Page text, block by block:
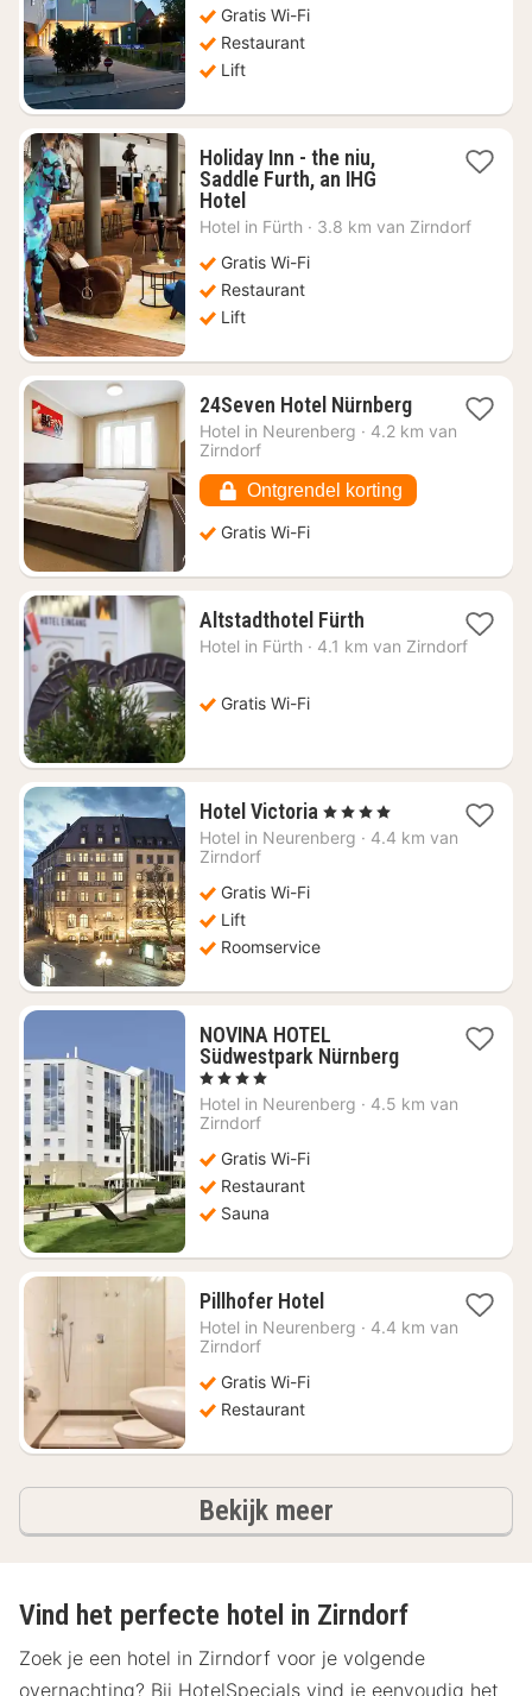
Gratis Wi-Fi
Restaurant
Lift
Holiday Inn - the niu,
Saddle Furth, an IHG
Hotel1
nacht
€
55,52
Hotel in Fürth · 3.8 km van Zirndorf
Gratis Wi-Fi
Restaurant
Lift
24Seven Hotel Nürnberg1
nacht
46,16
Hotel in Neurenberg · 4.2 km van
Zirndorf
Ontgrendel korting
Gratis Wi-Fi
Altstadthotel Fürth1
nacht
Hotel in Fürth · 4.1 km van Zirndorf
Gratis Wi-Fi
Hotel Victoria 1
nacht
vanaf
, 4 Sterren
Hotel in Neurenberg · 4.4 km van
Zirndorf
Gratis Wi-Fi
Lift
Roomservice
NOVINA HOTEL
Südwestpark Nürnberg1
vanaf
, 4 Sterren
Hotel in Neurenberg · 4.5 km van
Zirndorf
Gratis Wi-Fi
Restaurant
Sauna
Pillhofer Hotel1
nacht
vanaf
Hotel in Neurenberg · 4.4 km van
Zirndorf
Gratis Wi-Fi
Restaurant
Bekijk meerhotels
Vind het perfecte hotel in Zirndorf
Zoek je een hotel in Zirndorf voor je volgende
overnachting? Bij HotelSpecials vind je eenvoudig het